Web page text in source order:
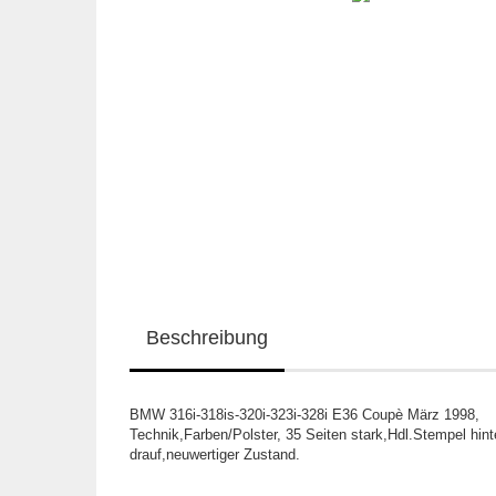
Beschreibung
BMW 316i-318is-320i-323i-328i E36 Coupè März 1998,
Technik,Farben/Polster, 35 Seiten stark,Hdl.Stempel
drauf,neuwertiger Zustand.